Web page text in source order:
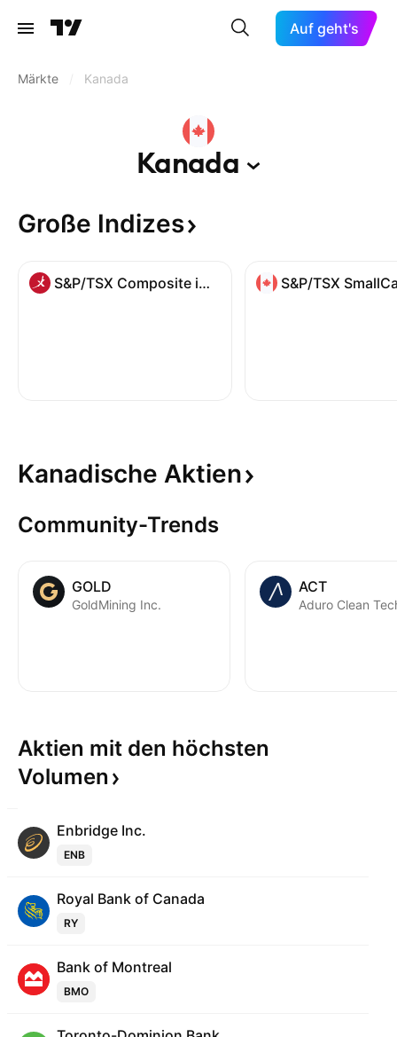
Auf geht's
Märkte Kanada
Kanada
Große Indizes
S&P/TSX Composite index
Kanadische Aktien
Community-Trends
GOLD
GoldMining Inc.
ACT
Aktien mit den höchsten
Volumen
Enbridge Inc.
ENB
Royal Bank of Canada
RY
Bank of Montreal
BMO